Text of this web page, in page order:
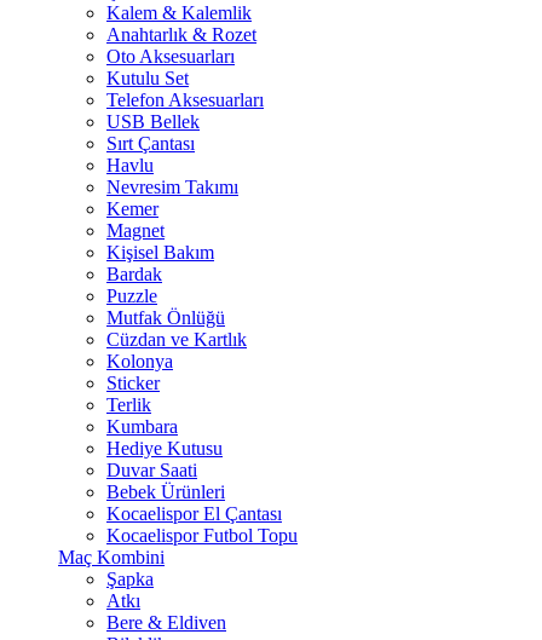
Kalem & Kalemlik
Anahtarlık & Rozet
Oto Aksesuarları
Kutulu Set
Telefon Aksesuarları
USB Bellek
Sırt Çantası
Havlu
Nevresim Takımı
Kemer
Magnet
Kişisel Bakım
Bardak
Puzzle
Mutfak Önlüğü
Cüzdan ve Kartlık
Kolonya
Sticker
Terlik
Kumbara
Hediye Kutusu
Duvar Saati
Bebek Ürünleri
Kocaelispor El Çantası
Kocaelispor Futbol Topu
Maç Kombini
Şapka
Atkı
Bere & Eldiven